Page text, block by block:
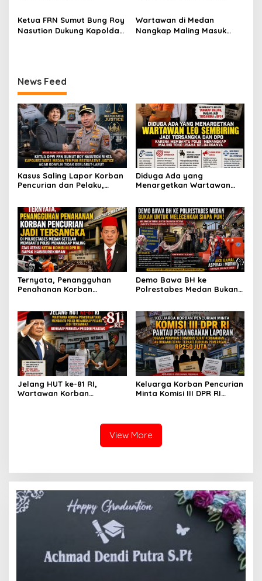
RI Bapak Habiburokhman
Medan
Polisi Menangkap Pelaku
Jadi Tersangka Berharap
Perhatian Presiden
Laporan Dugaan Penipuan
Bermodus Surat
Perdamaian dan Dugaan
Ketua FRN Sumut Bung Roy
Nasution Dukung Kapolda
Wartawan di Medan
Nangkap Maling Masuk
News Feed
Kasus Saling Lapor Korban
Pencurian dan Pelaku,
Kapolrestabes Medan
Tempuh Restorative Justice
agar Konflik Tak Berlarut-
larut
Diduga Ada yang
Menargetkan Wartawan
Membantu Polisi
Menangkap Maling di Toko
Usaha Keluarganya
Ternyata, Penangguhan
Penahanan Korban
Setelah Membantu Polisi
Menangkap Maling Atas
Atensi Ketua Komisi III DPR
RI Bapak Habiburokhman
Demo Bawa BH ke
Polrestabes Medan Bukan
dan Rasa Kecewa
Lambatnya Penanganan
Pekara di Polrestabes
Medan
Jelang HUT ke-81 RI,
Wartawan Korban
Keluarga Korban Pencurian
Minta Komisi III DPR RI
Perdamaian dan Dugaan
Fitnah Terkait Tuduhan
Pemerasan Rp250 Juta
View More